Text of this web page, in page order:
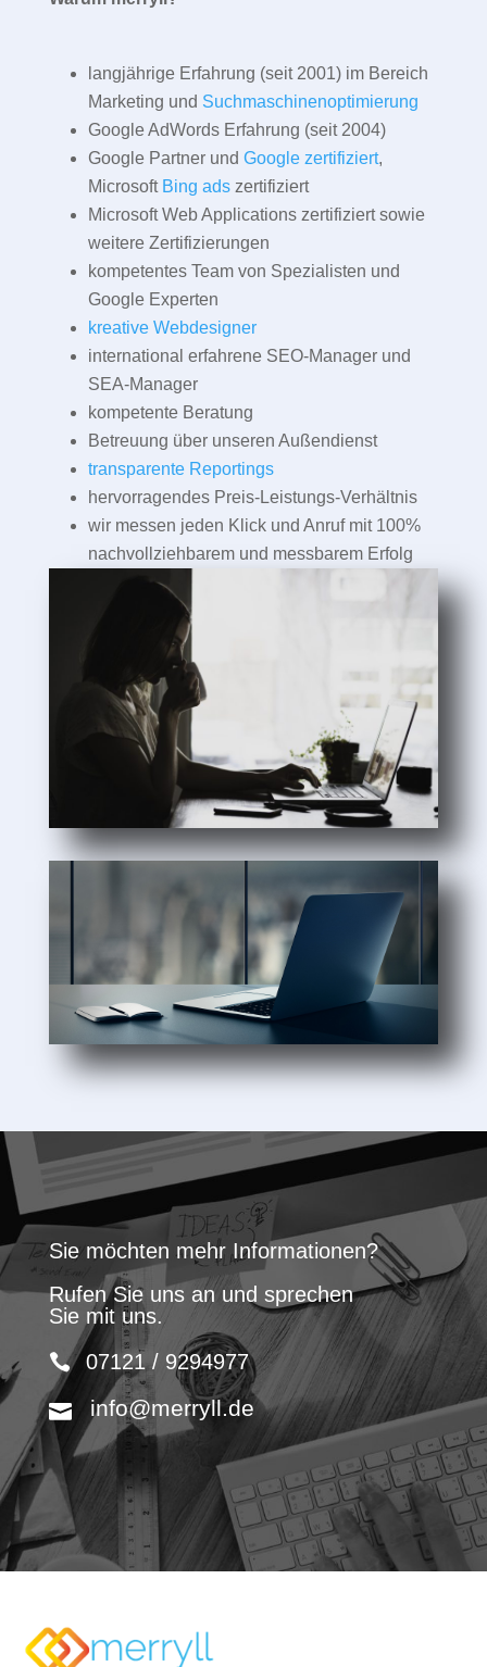
langjährige Erfahrung (seit 2001) im Bereich
Marketing und Suchmaschinenoptimierung
Google AdWords Erfahrung (seit 2004)
Google Partner und Google zertifiziert,
Microsoft Bing adszertifiziert
Microsoft Web Applications zertifiziert sowie
weitere Zertifizierungen
kompetentes Team von Spezialisten und
Google Experten
kreative Webdesigner
international erfahrene SEO-Manager und
SEA-Manager
kompetente Beratung
Betreuung über unseren Außendienst
transparente Reportings
hervorragendes Preis-Leistungs-Verhältnis
wir messen jeden Klick und Anruf mit 100%
nachvollziehbarem und messbarem Erfolg
Sie möchten mehr Informationen?
Rufen Sie uns an und sprechen
Sie mit uns.
07121 / 9294977
info@merryll.de